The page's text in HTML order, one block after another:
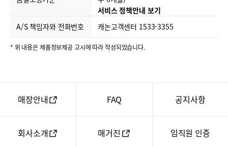
서비스 정책안내 보기
A/S 책임자와 전화번호
캐논고객센터 1533-3355
* 위 내용은 제품정보제공 고시에 따라 작성되었습니다.
매장안내 FAQ 공지사항
회사소개 매거진 임직원 인증